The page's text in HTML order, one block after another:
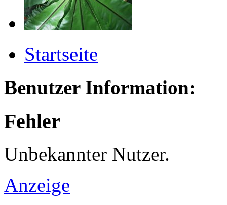
Startseite
Benutzer Information:
Fehler
Unbekannter Nutzer.
Anzeige